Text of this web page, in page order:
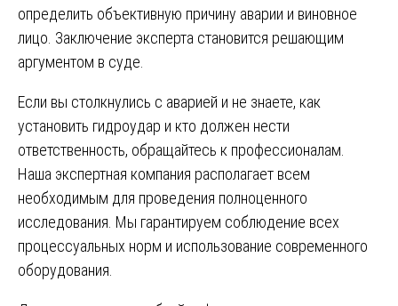
определить объективную причину аварии и виновное
лицо. Заключение эксперта становится решающим
аргументом в суде.
Если вы столкнулись с аварией и не знаете, как
установить гидроудар и кто должен нести
ответственность, обращайтесь к профессионалам.
Наша экспертная компания располагает всем
необходимым для проведения полноценного
исследования. Мы гарантируем соблюдение всех
процессуальных норм и использование современного
оборудования.